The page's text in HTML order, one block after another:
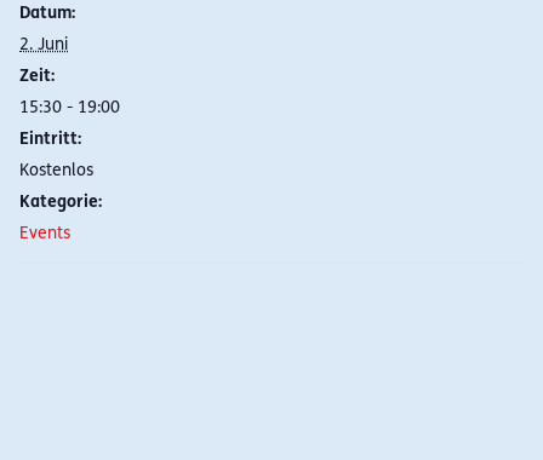
Datum:
2. Juni
Zeit:
15:30 - 19:00
Eintritt:
Kostenlos
Kategorie:
Events